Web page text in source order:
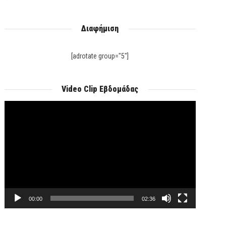
Διαφήμιση
[adrotate group="5"]
Video Clip Εβδομάδας
00:00 02:36